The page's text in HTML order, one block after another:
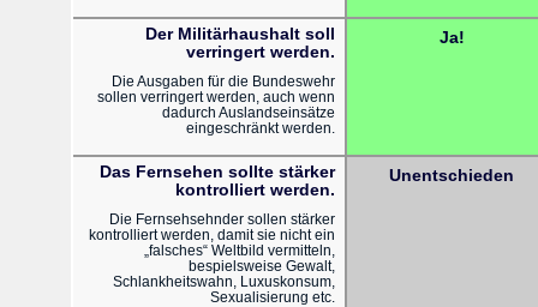
Der Militärhaushalt soll
verringert werden.
Die Ausgaben für die Bundeswehr
sollen verringert werden, auch wenn
dadurch Auslandseinsätze
eingeschränkt werden.
Ja!
Das Fernsehen sollte stärker
kontrolliert werden.
Die Fernsehsehnder sollen stärker
kontrolliert werden, damit sie nicht ein
„falsches“ Weltbild vermitteln,
bespielsweise Gewalt,
Schlankheitswahn, Luxuskonsum,
Sexualisierung etc.
Unentschieden